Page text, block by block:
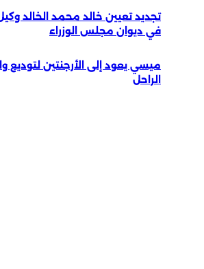
تجديد تعيين خالد محمد الخالد
في ديوان مجلس الوزراء
ميسي يعود إلى الأرجنتين لتوديع
الراحل